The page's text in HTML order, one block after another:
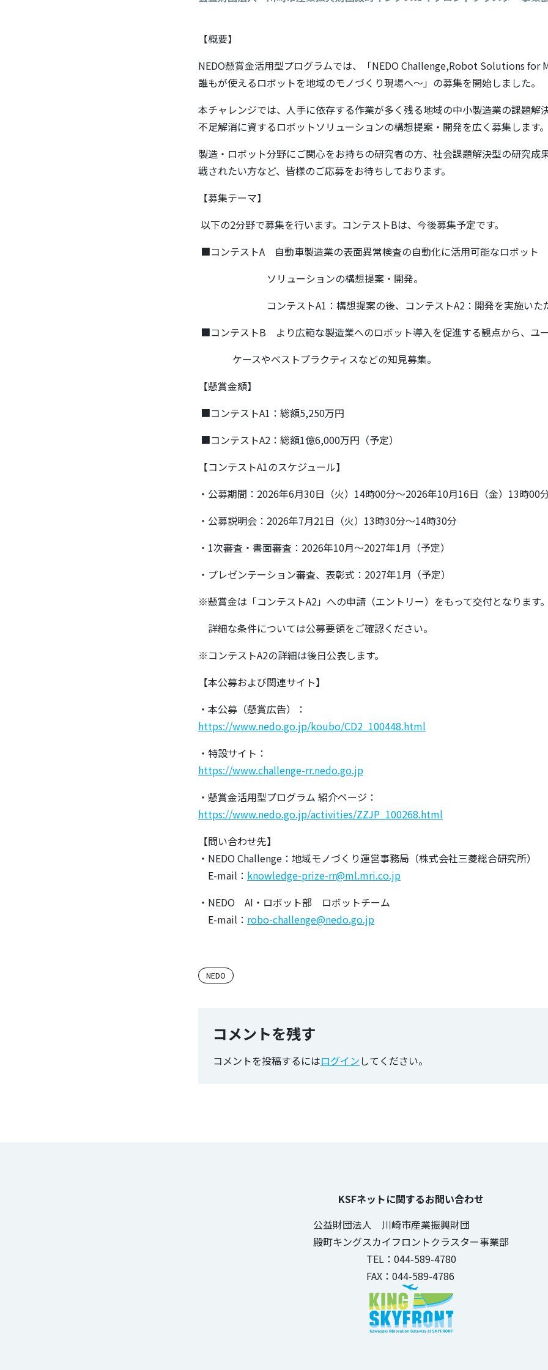
【概要】
NEDO懸賞金活用型プログラムでは、「NEDO Challenge,Robot Solutions for
誰もが使えるロボットを地域のモノづくり現場へ～」の募集を開始しました。
本チャレンジでは、人手に依存する作業が多く残る地域の中小製造業の課題解
不足解消に資するロボットソリューションの構想提案・開発を広く募集します。
製造・ロボット分野にご関心をお持ちの研究者の方、社会課題解決型の研究成
戦されたい方など、皆様のご応募をお待ちしております。
【募集テーマ】
以下の2分野で募集を行います。コンテストBは、今後募集予定です。
■コンテストA 自動車製造業の表面異常検査の自動化に活用可能なロボット
ソリューションの構想提案・開発。
コンテストA1：構想提案の後、コンテストA2：開発を実施いただ
■コンテストB より広範な製造業へのロボット導入を促進する観点から、ユ
ケースやベストプラクティスなどの知見募集。
【懸賞金額】
■コンテストA1：総額5,250万円
■コンテストA2：総額1億6,000万円（予定）
【コンテストA1のスケジュール】
・公募期間：2026年6月30日（火）14時00分～2026年10月16日（金）13時00
・公募説明会：2026年7月21日（火）13時30分～14時30分
・1次審査・書面審査：2026年10月～2027年1月（予定）
・プレゼンテーション審査、表彰式：2027年1月（予定）
※懸賞金は「コンテストA2」への申請（エントリー）をもって交付となります。
詳細な条件については公募要領をご確認ください。
※コンテストA2の詳細は後日公表します。
【本公募および関連サイト】
・本公募（懸賞広告）：
https://www.nedo.go.jp/koubo/CD2_100448.html
・特設サイト：
https://www.challenge-rr.nedo.go.jp
・懸賞金活用型プログラム 紹介ページ：
https://www.nedo.go.jp/activities/ZZJP_100268.html
【問い合わせ先】
・NEDO Challenge：地域モノづくり運営事務局（株式会社三菱総合研究所）
E-mail： knowledge-prize-rr@ml.mri.co.jp
・NEDO AI・ロボット部 ロボットチーム
E-mail： robo-challenge@nedo.go.jp
この記事のタグ
NEDO
コメントを残す
コメントを投稿するにはログインしてください。
KSFネットに関するお問い合わせ
公益財団法人 川崎市産業振興財団
殿町キングスカイフロントクラスター事業部
TEL：044-589-4780
FAX：044-589-4786